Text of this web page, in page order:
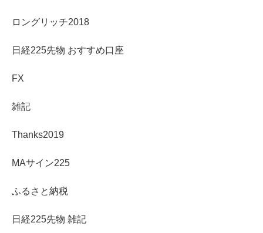
ロングリッチ2018
日経225先物 おすすめ口座
FX
雑記
Thanks2019
MAサイン225
ふるさと納税
日経225先物 雑記